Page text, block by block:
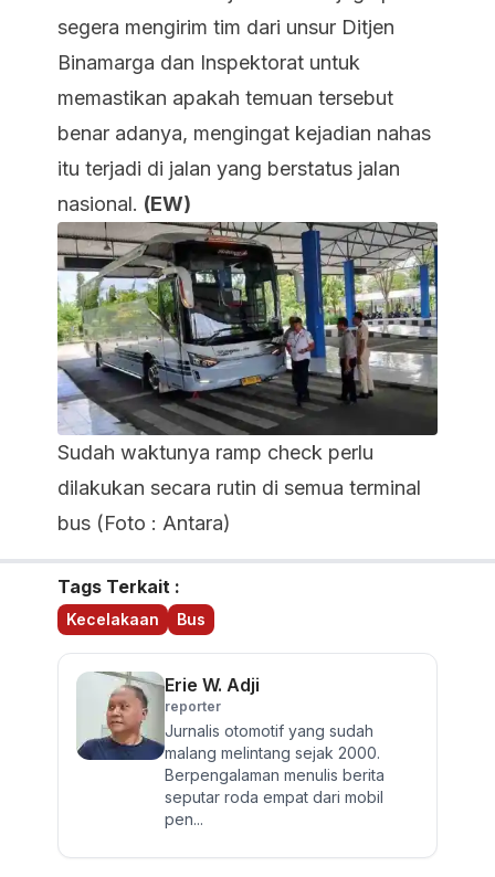
segera mengirim tim dari unsur Ditjen
Binamarga dan Inspektorat untuk
memastikan apakah temuan tersebut
benar adanya, mengingat kejadian nahas
itu terjadi di jalan yang berstatus jalan
nasional. (EW)
Sudah waktunya ramp check perlu
dilakukan secara rutin di semua terminal
bus (Foto : Antara)
Tags Terkait :
Kecelakaan Bus
Erie W. Adji
reporter
Jurnalis otomotif yang sudah
malang melintang sejak 2000.
Berpengalaman menulis berita
seputar roda empat dari mobil
pen...